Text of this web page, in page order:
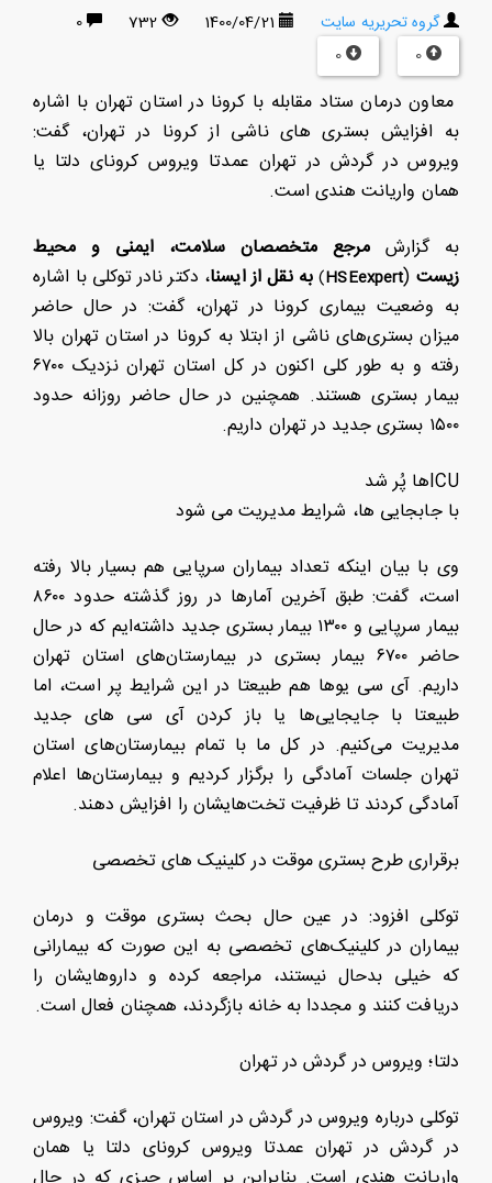
گروه تحریریه سایت 1400/04/21
732
0
0
0
معاون درمان ستاد مقابله با کرونا در استان تهران با اشاره
به افزایش بستری های ناشی از کرونا در تهران، گفت:
ویروس در گردش در تهران عمدتا ویروس کرونای دلتا یا
همان واریانت هندی است.
به گزارشمرجع متخصصان سلامت، ایمنی و محیط
زیست(
HSEexpert
) به نقل از ایسنا، دکتر نادر توکلی با اشاره
به وضعیت بیماری کرونا در تهران، گفت: در حال حاضر
میزان بستری‌های ناشی از ابتلا به کرونا در استان تهران بالا
رفته و به طور کلی اکنون در کل استان تهران نزدیک ۶۷۰۰
بیمار بستری هستند. همچنین در حال حاضر روزانه حدود
۱۵۰۰ بستری جدید در تهران داریم.
ICUها پُر شد
با جابجایی ها، شرایط مدیریت می شود
وی با بیان اینکه تعداد بیماران سرپایی هم بسیار بالا رفته
است، گفت: طبق آخرین آمارها در روز گذشته حدود ۸۶۰۰
بیمار سرپایی و ۱۳۰۰ بیمار بستری جدید داشته‌ایم که در حال
حاضر ۶۷۰۰ بیمار بستری در بیمارستان‌های استان تهران
داریم. آی سی یوها هم طبیعتا در این شرایط پر است، اما
طبیعتا با جایجایی‌ها یا باز کردن آی سی های جدید
مدیریت می‌کنیم. در کل ما با تمام بیمارستان‌های استان
تهران جلسات آمادگی را برگزار کردیم و بیمارستان‌ها اعلام
آمادگی کردند تا ظرفیت تخت‌هایشان را افزایش دهند.
برقراری طرح بستری موقت در کلینیک های تخصصی
توکلی افزود: در عین حال بحث بستری موقت و درمان
بیماران در کلینیک‌های تخصصی به این صورت که بیمارانی
که خیلی بدحال نیستند، مراجعه کرده و داروهایشان را
دریافت کنند و مجددا به خانه بازگردند، همچنان فعال است.
دلتا؛ ویروس در گردش در تهران
توکلی درباره ویروس در گردش در استان تهران، گفت: ویروس
در گردش در تهران عمدتا ویروس کرونای دلتا یا همان